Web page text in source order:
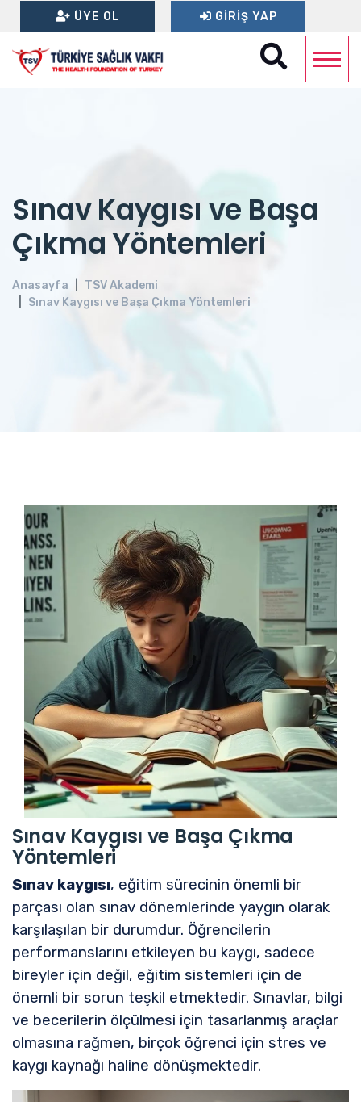
ÜYE OL GIRIŞ YAP
Sınav Kaygısı ve Başa
Çıkma Yöntemleri
Anasayfa
TSV Akademi
Sınav Kaygısı ve Başa Çıkma Yöntemleri
Sınav Kaygısı ve Başa Çıkma
Yöntemleri
Sınav kaygısı, eğitim sürecinin önemli bir
parçası olan sınav dönemlerinde yaygın olarak
karşılaşılan bir durumdur. Öğrencilerin
performanslarını etkileyen bu kaygı, sadece
bireyler için değil, eğitim sistemleri için de
önemli bir sorun teşkil etmektedir. Sınavlar, bilgi
ve becerilerin ölçülmesi için tasarlanmış araçlar
olmasına rağmen, birçok öğrenci için stres ve
kaygı kaynağı haline dönüşmektedir.